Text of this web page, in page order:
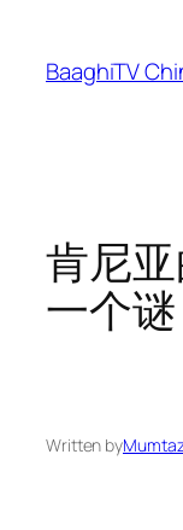
content
BaaghiTV
肯尼
一个谜
Written by